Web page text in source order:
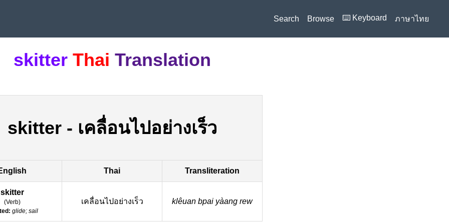
Search Browse ⌨️ Keyboard ภาษาไทย
skitter Thai Translation
skitter - เคลื่อนไปอย่างเร็ว
Thai Transliteration
skitter
(Verb)
glide; sail
เคลื่อนไปอย่างเร็ว klêuan bpai yàang rew